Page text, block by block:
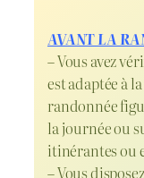
AVANT LA
– Vous avez
est adaptée à
randonnée
la journée ou
itinérantes ou
– Vous